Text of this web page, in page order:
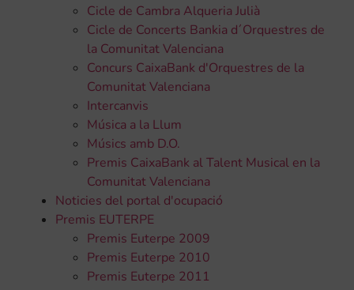
Cicle de Cambra Alqueria Julià
Cicle de Concerts Bankia d´Orquestres de
la Comunitat Valenciana
Concurs CaixaBank d'Orquestres de la
Comunitat Valenciana
Intercanvis
Música a la Llum
Músics amb D.O.
Premis CaixaBank al Talent Musical en la
Comunitat Valenciana
Noticies del portal d'ocupació
Premis EUTERPE
Premis Euterpe 2009
Premis Euterpe 2010
Premis Euterpe 2011